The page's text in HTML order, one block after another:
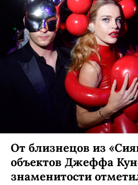
Lacoste выпустил
графическими
Бьорк и Мадонны
За смену иконического
рубашек «неделька»
Огустиньяк и Михаэль